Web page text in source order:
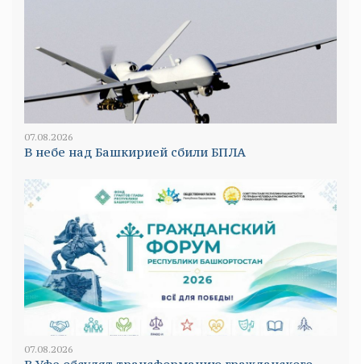
07.08.2026
В небе над Башкирией сбили БПЛА
07.08.2026